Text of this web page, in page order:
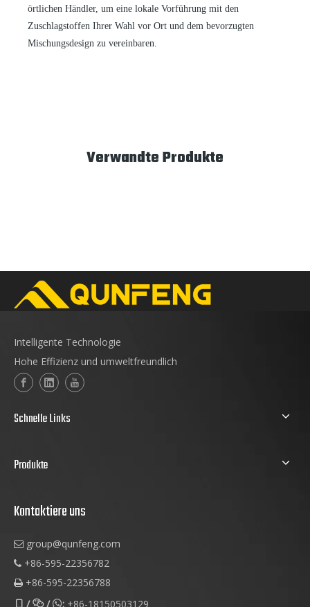
örtlichen Händler, um eine lokale Vorführung mit den
Zuschlagstoffen Ihrer Wahl vor Ort und dem bevorzugten
Mischungsdesign zu vereinbaren.
Verwandte Produkte
Intelligente Technologie
Hohe Effizienz und umweltfreundlich
Schnelle Links
Produkte
Kontaktiere uns
 group@qunfeng.com
 +86-595-22356782
 +86-595-22356788
//: +86-18150503129